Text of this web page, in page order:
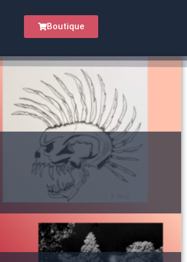
Boutique